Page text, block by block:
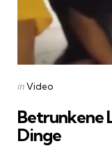
Categories
Posted
inVideo
Betrunkene
Dinge